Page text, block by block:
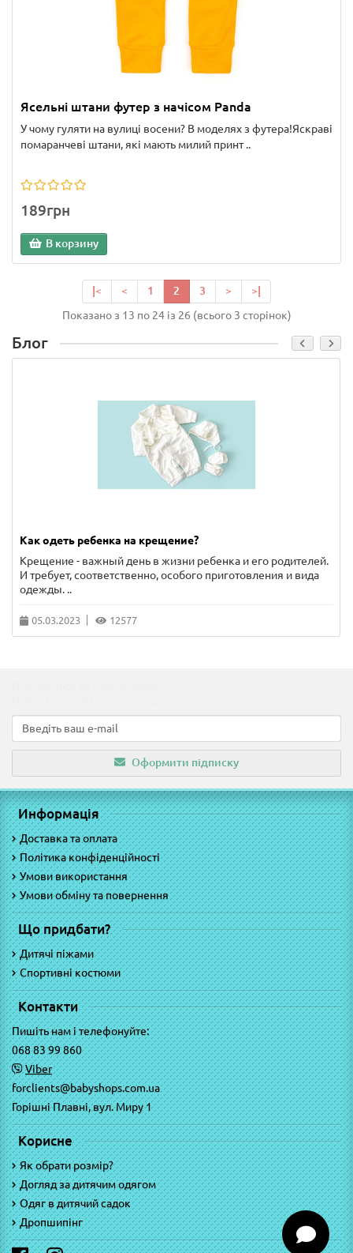
Ясельні штани футер з начісом Panda
У чому гуляти на вулиці восени? В моделях з футера!Яскраві
помаранчеві штани, які мають милий принт ..
189грн
В корзину
|< < 1 2 3 >
>|
Показано з 13 по 24 із 26 (всього 3 сторінок)
Блог
Как одеть ребенка на крещение?
Крещение - важный день в жизни ребенка и его родителей.
И требует, соответственно, особого приготовления и вида
одежды. ..
05.03.2023 12577
Оформити підписку
Информація
Доставка та оплата
Політика конфіденційності
Умови використання
Умови обміну та повернення
Що придбати?
Дитячі піжами
Спортивні костюми
Контакти
Пишіть нам і телефонуйте:
068 83 99 860
Viber
forclients@babyshops.com.ua
Горішні Плавні, вул. Миру 1
Корисне
Як обрати розмір?
Догляд за дитячим одягом
Одяг в дитячий садок
Дропшипінг